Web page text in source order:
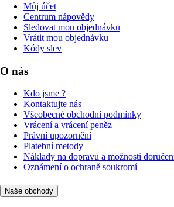
Můj účet
Centrum nápovědy
Sledovat mou objednávku
Vrátit mou objednávku
Kódy slev
O nás
Kdo jsme ?
Kontaktujte nás
Všeobecné obchodní podmínky
Vrácení a vrácení peněz
Právní upozornění
Platební metody
Náklady na dopravu a možnosti
Oznámení o ochraně soukromí
Naše obchody